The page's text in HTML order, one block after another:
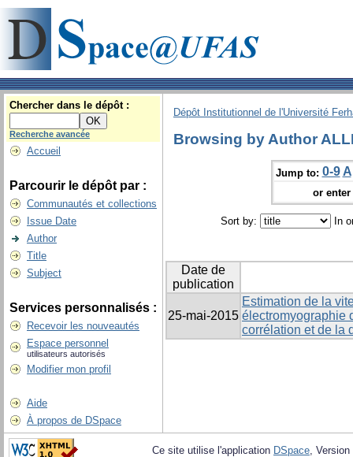
Chercher dans le dépôt :
Recherche avancée
Accueil
Parcourir le dépôt par :
Communautés et collections
Issue Date
Author
Title
Subject
Services personnalisés :
Recevoir les nouveautés
Espace personnel
utilisateurs autorisés
Modifier mon profil
Aide
À propos de DSpace
Dépôt Institutionnel de l'Université
Browsing by Author
Jump to: 0-9 A
or
Sort by: In
Date de
publication
25-mai-2015
Estimation de la
électromyographie
corrélation et de la
Ce site utilise l'application DSpace,